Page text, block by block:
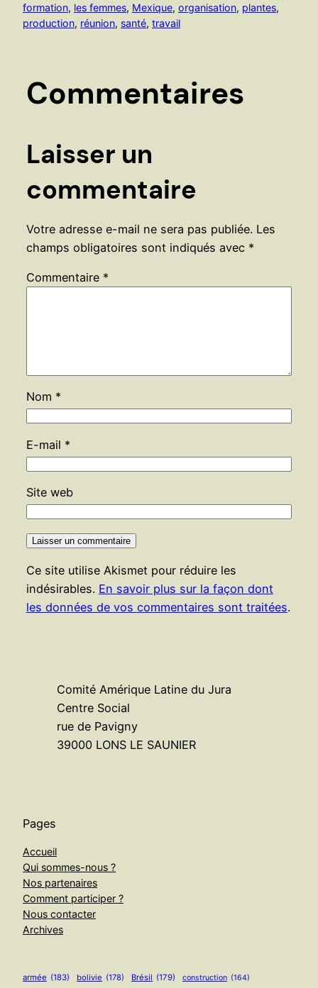
formation, les femmes, Mexique, organisation, plantes
production, réunion, santé, travail
Commentaires
Laisser un
commentaire
Votre adresse e-mail ne sera pas publiée. Les
champs obligatoires sont indiqués avec *
Commentaire *
Nom *
E-mail *
Site web
Ce site utilise Akismet pour réduire les
indésirables. En savoir plus sur la façon dont
les données de vos commentaires sont traitées.
Comité Amérique Latine du Jura
Centre Social
rue de Pavigny
39000 LONS LE SAUNIER
Pages
Accueil
Qui sommes-nous ?
Nos partenaires
Comment participer ?
Nous contacter
Archives
armée (183) bolivie (178) Brésil (179) construction (164)